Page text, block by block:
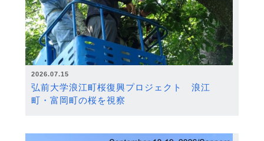
2026.07.15
弘前大学浪江町桜復興プロジェクト 浪江
町・富岡町の桜を視察